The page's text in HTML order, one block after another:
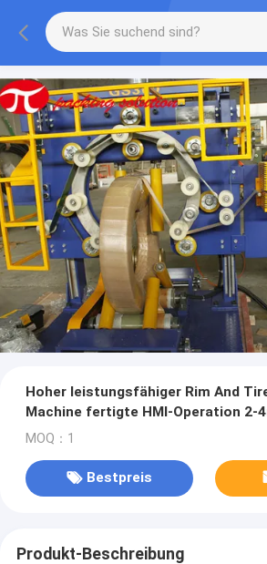
Hoher leistungsfähiger Rim And
Machine fertigte HMI-Operation 2-
Speed besonders an
MOQ：1
Bestpreis
Produkt-Beschreibung